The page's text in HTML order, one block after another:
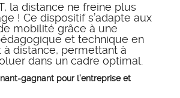
la distance ne freine plus
! Ce dispositif s’adapte aux
mobilité grâce à une
et technique en
à distance, permettant à
dans un cadre optimal.
gagnant pour l’entreprise et